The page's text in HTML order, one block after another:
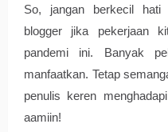
So, jangan berkecil hati
blogger jika pekerjaan
pandemi ini. Banyak
manfaatkan. Tetap
penulis keren
aamiin!